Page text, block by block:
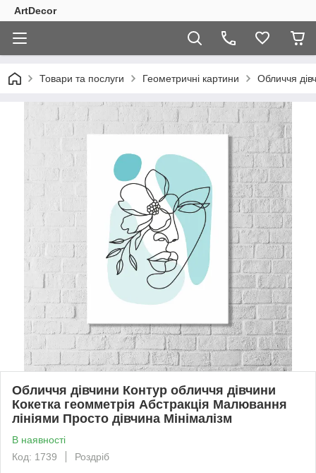
ArtDecor
Товари та послуги Геометричні картини Обличчя
Обличчя дівчини Контур обличчя дівчини
Кокетка геомметрія Абстракція Малювання
лініями Просто дівчина Мінімалізм
В наявності
Код: 1739
Роздріб